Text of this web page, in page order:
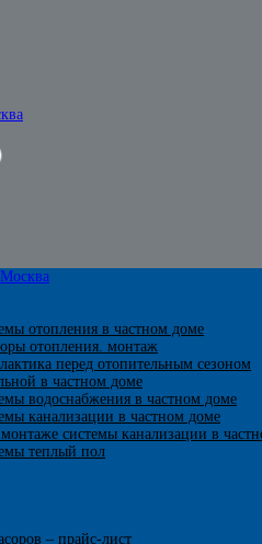
отопления в частном доме
отопления. монтаж
перед отопительным сезоном
в частном доме
водоснабжения в частном доме
канализации в частном доме
системы канализации в
теплый пол
– прайс-лист